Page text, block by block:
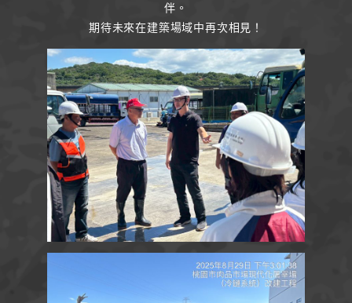
伴。
期待未來在建築場域中再次相見！